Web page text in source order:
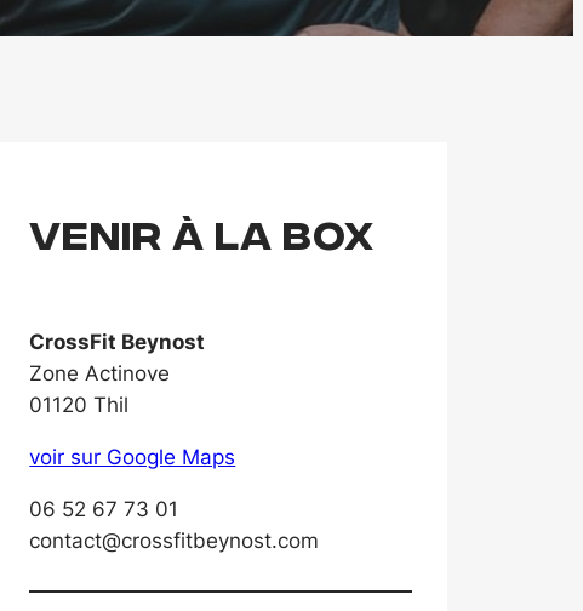
venir à la box
CrossFit Beynost
Zone Actinove
01120 Thil
voir sur Google Maps
06 52 67 73 01
contact@crossfitbeynost.com